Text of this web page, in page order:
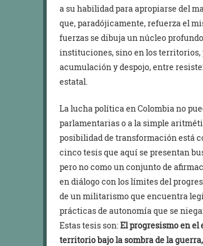
a su habilidad para apropiarse del
que, paradójicamente, refuerza el
fuerzas se dibuja un núcleo
instituciones, sino en los territorios,
acumulación y despojo, entre
estatal.
La lucha política en Colombia no
parlamentarias o a la simple
posibilidad de transformación está
cinco tesis que aquí se presentan
pero no como un conjunto de
en diálogo con los límites del
de un militarismo que encuentra
prácticas de autonomía que se
Estas tesis son:El progresismo en el
territorio bajo la sombra de la guerra,